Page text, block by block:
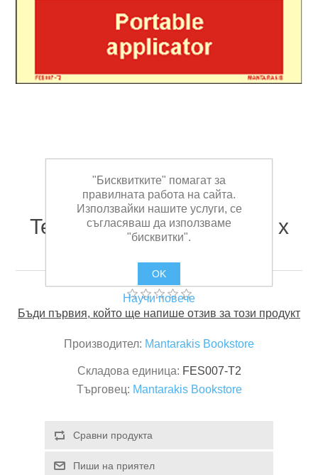
Text Portable Applicator 5 x
Бъди първия, който ще напише отзив за този продукт
Производител: Mantarakis Bookstore
Складова единица: FES007-T2
Търговец: Mantarakis Bookstore
"Бисквитките" помагат за
правилната работа на сайта.
Използвайки нашите услуги, се
съгласяваш да използваме
"бисквитки".
OK
Научи повече